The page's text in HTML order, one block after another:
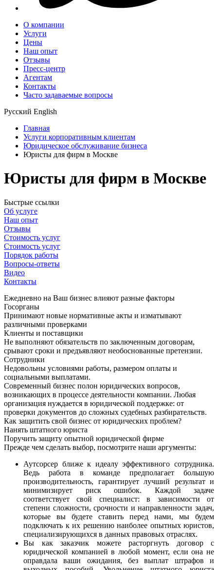
О компании
Услуги
Цены
Наш опыт
Отзывы
Пресс-центр
Агентам
Контакты
Часто задаваемые вопросы
Русский English
Главная
Услуги корпоративным клиентам
Юридическое обслуживание бизнеса
Юристы для фирм в Москве
Юристы для фирм в Москве
Быстрые ссылки
Об услуге
Наш опыт
Отзывы
Стоимость услуг
Стоимость услуг
Порядок работы
Вопросы-ответы
Видео
Контакты
Ежедневно на Ваш бизнес влияют разные факторы
Госорганы
Принимают новые нормативные акты и изматывают
различными проверками
Клиенты и поставщики
Не выполняют обязательств по заключенным договорам,
срывают сроки и предъявляют необоснованные претензии.
Сотрудники
Недовольны условиями работы, размером оплаты и
социальными выплатами.
Современный бизнес полон юридических вопросов,
возникающих в процессе деятельности компании. Любая
организация нуждается в юридической поддержке: от
проверки документов до сложных судебных разбирательств.
Как защитить свой бизнес от юридических проблем?
Нанять штатного юриста
Поручить защиту опытной юридической фирме
Прежде чем сделать выбор, посмотрите наши аргументы:
Аутсорсер ближе к идеалу эффективного сотрудника.
Ведь работа в команде предполагает большую
производительность, гарантирует лучший результат и
минимизирует риск ошибок. Каждой задаче
соответствует свой специалист: в зависимости от
степени сложности, срочности и направленности задач,
которые вы будете ставить перед нами, мы будем
подключать к их решению наиболее опытных юристов,
специализирующихся в данных правовых отраслях.
Вы как заказчик можете расторгнуть договор с
юридической компанией в любой момент, если она не
оправдала ваши ожидания, без выплат штрафов и